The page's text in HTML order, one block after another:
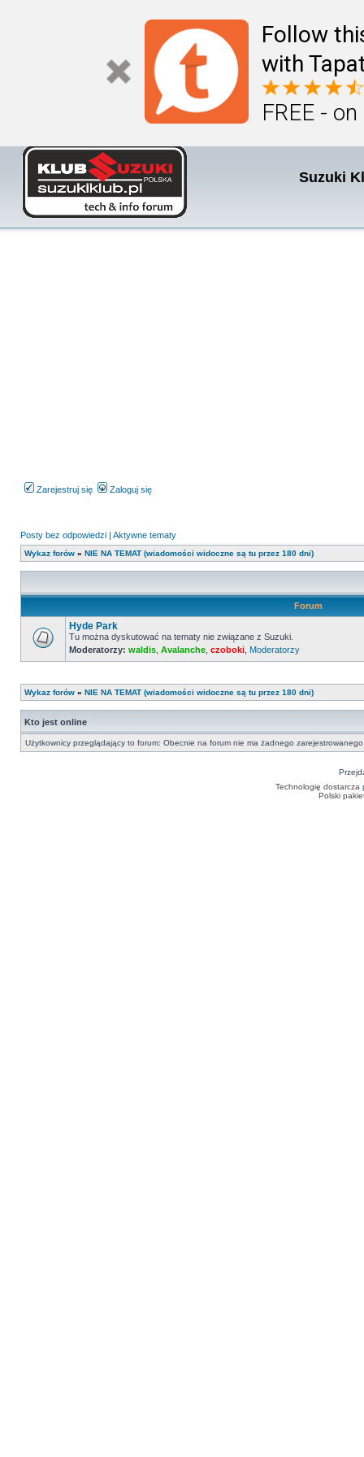
Follow
with
FREE -
Suzuki
Zarejestruj się Zaloguj się
Posty bez odpowiedzi | Aktywne tematy
Wykaz forów » NIE NA TEMAT (wiadomości widoczne są tu przez 180 dni)
Forum
Nie
ma
Hyde Park
Tu można dyskutować na tematy nie związane z Suzuki.
Moderatorzy: waldis Avalanche czoboki Moderatorzy
Wykaz forów » NIE NA TEMAT (wiadomości widoczne są tu przez 180 dni)
Kto jest online
Użytkownicy przeglądający to forum: Obecnie na forum nie ma żadnego
Technologię dostarcza
Polski